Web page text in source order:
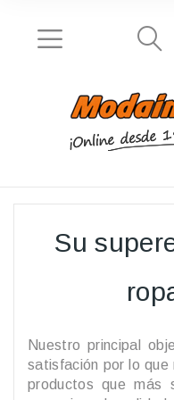
Su
Nuestro principal
satisfación por lo que
productos que más